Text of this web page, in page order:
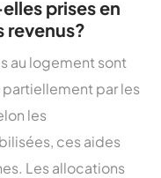
prises en
revenus?
au logement sont
par les
les
ces aides
Les allocations